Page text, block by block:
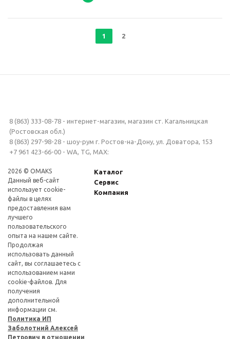
1 2
8 (863) 333-08-78 - интернет-магазин, магазин ст. Кагальницкая
(Ростовская обл.)
8 (863) 297-98-28 - шоу-рум г. Ростов-на-Дону, ул. Доватора, 153
+7 961 423-66-00 - WA, TG, MAX:
2026 © OMAKS
Данный веб-сайт
использует cookie-
файлы в целях
предоставления вам
лучшего
пользовательского
опыта на нашем сайте.
Продолжая
использовать данный
сайт, вы соглашаетесь с
использованием нами
cookie-файлов. Для
получения
дополнительной
информации см.
Политика ИП
Заболотний Алексей
Петрович в отношении
Каталог
Сервис
Компания